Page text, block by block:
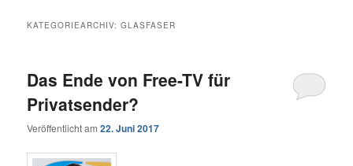
KATEGORIEARCHIV:GLASFASER
Das Ende von Free-TV für
Privatsender?
Veröffentlicht am22. Juni 2017